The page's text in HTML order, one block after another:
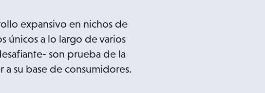
expansivo en nichos de
únicos a lo largo de varios
son prueba de la
su base de consumidores.